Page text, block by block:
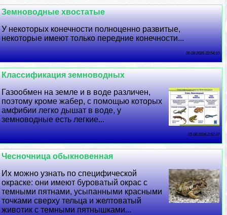
Земноводные хвостатые
У некоторых конечности полноценно развитые,
некоторые имеют только передние конечности...
06 08 2026 22:54:10
Классификация земноводных
Газообмен на земле и в воде различен,
поэтому кроме жабер, с помощью которых
амфибии легко дышат в воде, у
земноводные есть легкие...
05 08 2026 2:57:37
Чесночница обыкновенная
Их можно узнать по специфической
окраске: они имеют буроватый окрас с
темными пятнами, усыпанными красными
точками сверху тельца и желтоватый
животик с темными пятнышками...